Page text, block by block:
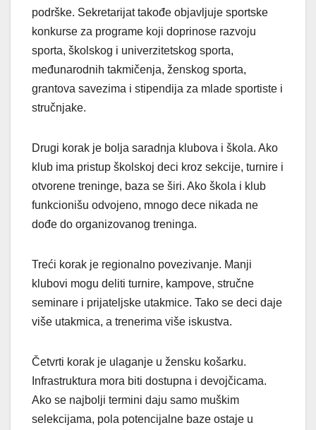
podrške. Sekretarijat takođe objavljuje sportske
konkurse za programe koji doprinose razvoju
sporta, školskog i univerzitetskog sporta,
međunarodnih takmičenja, ženskog sporta,
grantova savezima i stipendija za mlade sportiste i
stručnjake.
Drugi korak je bolja saradnja klubova i škola. Ako
klub ima pristup školskoj deci kroz sekcije, turnire i
otvorene treninge, baza se širi. Ako škola i klub
funkcionišu odvojeno, mnogo dece nikada ne
dođe do organizovanog treninga.
Treći korak je regionalno povezivanje. Manji
klubovi mogu deliti turnire, kampove, stručne
seminare i prijateljske utakmice. Tako se deci daje
više utakmica, a trenerima više iskustva.
Četvrti korak je ulaganje u žensku košarku.
Infrastruktura mora biti dostupna i devojčicama.
Ako se najbolji termini daju samo muškim
selekcijama, pola potencijalne baze ostaje u